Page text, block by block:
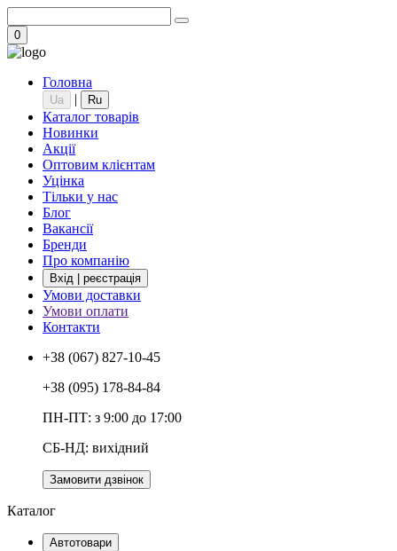
0
Головна
Ua | Ru
Каталог товарів
Новинки
Акції
Оптовим клієнтам
Уцінка
Тільки у нас
Блог
Вакансії
Бренди
Про компанію
Вхід | реєстрація
Умови доставки
Умови оплати
Контакти
+38 (067) 827-10-45
+38 (095) 178-84-84
ПН-ПТ: з 9:00 до 17:00
СБ-НД: вихідний
Замовити дзвінок
Каталог
Автотовари